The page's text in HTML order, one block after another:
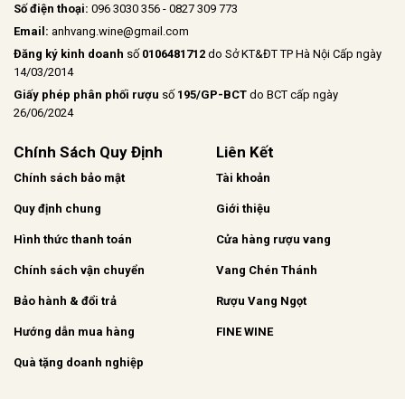
Số điện thoại: 096 3030 356 - 0827 309 773
Email: anhvang.wine@gmail.com
Đăng ký kinh doanh số 0106481712 do Sở KT&ĐT TP Hà Nội Cấp ngày
14/03/2014
Giấy phép phân phối rượu số 195/GP-BCT do BCT cấp ngày
26/06/2024
Chính Sách Quy Định
Chính sách bảo mật
Quy định chung
Hình thức thanh toán
Chính sách vận chuyển
Bảo hành & đổi trả
Hướng dẫn mua hàng
Quà tặng doanh nghiệp
Liên Kết
Tài khoản
Giới thiệu
Cửa hàng rượu vang
Vang Chén Thánh
Rượu Vang Ngọt
FINE WINE